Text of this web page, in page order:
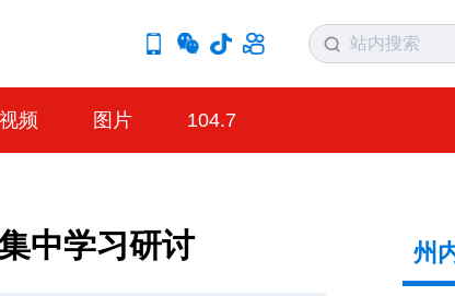
视频 图片 104.7
中学习研讨 州